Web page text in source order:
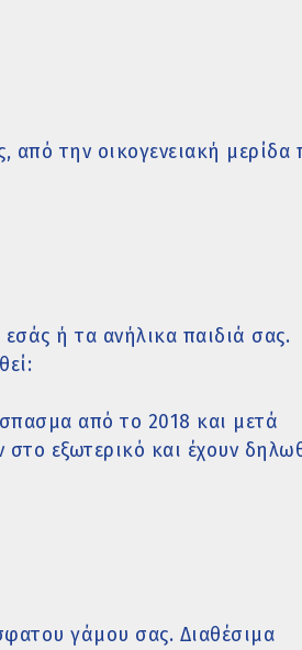
από την οικογενειακή μερίδα
ή τα ανήλικα παιδιά σας.
από το 2018 και μετά
εξωτερικό και έχουν
γάμου σας. Διαθέσιμα